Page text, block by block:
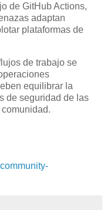
de GitHub Actions,
adaptan
plataformas de
de trabajo se
equilibrar la
de seguridad de las